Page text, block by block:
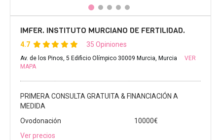
IMFER. INSTITUTO MURCIANO DE FERTILIDAD.
4.7 35 Opiniones
Av. de los Pinos, 5 Edificio Olímpico 30009 Murcia, Murcia
VER
MAPA
PRIMERA CONSULTA GRATUITA & FINANCIACIÓN A
MEDIDA
Ovodonación
10000€
Ver precios